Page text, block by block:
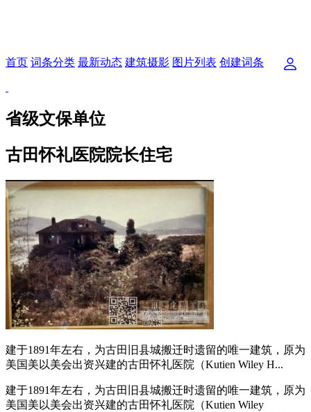
首页 词条分类 最新动态 建筑摄影 图片列表 创建词条
省级文保单位
古田怀礼医院院长住宅
建于1891年左右，为古田旧县城搬迁时遗留的唯一建筑，原为
美国美以美会出资兴建的古田怀礼医院（Kutien Wiley H...
建于1891年左右，为古田旧县城搬迁时遗留的唯一建筑，原为
美国美以美会出资兴建的古田怀礼医院（Kutien Wiley